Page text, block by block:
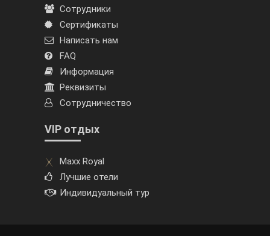
Сотрудники
Сертификаты
Написать нам
FAQ
Информация
Реквизиты
Сотрудничество
VIP отдых
Maxx Royal
Лучшие отели
Индивидуальный тур